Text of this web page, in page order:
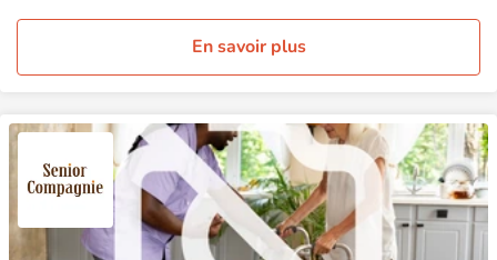
En savoir plus